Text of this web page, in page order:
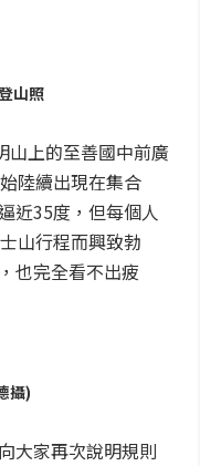
山照
山上的至善國中前廣
陸續出現在集合
近35度，但每個人
山行程而興致勃
也完全看不出疲
攝)
大家再次說明規則